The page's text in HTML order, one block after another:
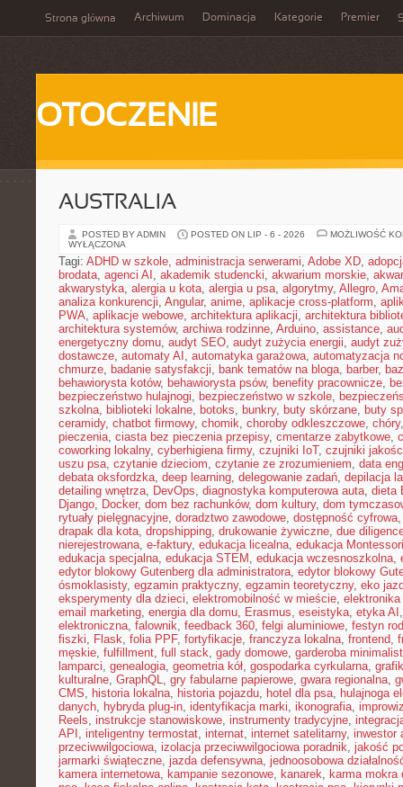
Strona główna Archiwum Dominacja Kategorie Premier
OTOCZENIE
AUSTRALIA
POSTED BY ADMIN POSTED ON LIP - 6 - 2026
MOŻLIWOŚĆ
WYŁĄCZONA
Tagi: ADHD w szkole, administracja serwerami, Adobe XD,
brodata, agenci AI , akademik studencki, akwarium morskie,
akwarystyka, alergia u kota, alergia u psa, algorytmy, Allegro,
analiza konkurencji, Angular, anime, aplikacje cross-platform,
PWA, aplikacje webowe, architektura aplikacji, architektura
architektura systemów, archiwa rodzinne, Arduino, assistance,
energetyczny domu, audyt SEO, audyt zużycia energii, audyt
dostawcze, automaty AI , automatyka garażowa, automatyzacja
chmurze, badanie satysfakcji, bank tematów na bloga, barber,
behawiorysta kotów, behawiorysta psów, benefity pracownicze,
bezpieczeństwo hulajnogi, bezpieczeństwo w szkole,
szkolna, biblioteki lokalne, botoks, bunkry, buty skórzane, buty
ceramidy, chatbot firmowy, chomik, choroby odkleszczowe, chóry
pieczenia, ciasta bez pieczenia przepisy, cmentarze zabytkowe,
coworking lokalny, cyberhigiena firmy, czujniki IoT, czujniki
uszu psa, czytanie dzieciom, czytanie ze zrozumieniem, data
debata oksfordzka, deep learning, delegowanie zadań, depilacja
detailing wnętrza, DevOps, diagnostyka komputerowa auta, dieta
Django, Docker, dom bez rachunków, dom kultury, dom
rytuały pielęgnacyjne, doradztwo zawodowe, dostępność cyfrowa
drapak dla kota, dropshipping, drukowanie żywiczne, due
nierejestrowana, e-faktury, edukacja licealna, edukacja Montessori
edukacja specjalna, edukacja STEM , edukacja wczesnoszkolna,
edytor blokowy Gutenberg dla administratora, edytor blokowy
ósmoklasisty, egzamin praktyczny, egzamin teoretyczny, eko
eksperymenty dla dzieci, elektromobilność w mieście, elektronika
email marketing, energia dla domu, Erasmus, eseistyka, etyka AI
elektroniczna, falownik, feedback 360, felgi aluminiowe, festyn
fiszki, Flask, folia PPF, fortyfikacje, franczyza lokalna, frontend,
męskie, fulfillment, full stack, gady domowe, garderoba
lamparci, genealogia, geometria kół, gospodarka cyrkularna,
kulturalne, GraphQL, gry fabularne papierowe, gwara regionalna,
CMS, historia lokalna, historia pojazdu, hotel dla psa, hulajnoga
danych, hybryda plug-in, identyfikacja marki, ikonografia,
Reels, instrukcje stanowiskowe, instrumenty tradycyjne,
API , inteligentny termostat, internat, internet satelitarny, inwestor
przeciwwilgociowa, izolacja przeciwwilgociowa poradnik, jakość
jarmarki świąteczne, jazda defensywna, jednoosobowa
kamera internetowa, kampanie sezonowe, kanarek, karma mokra